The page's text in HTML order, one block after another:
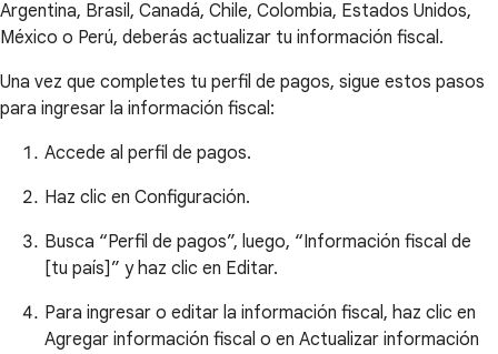
Argentina, Brasil, Canadá, Chile, Colombia, Estados Unidos,
México o Perú, deberás actualizar tu información fiscal.
Una vez que completes tu perfil de pagos, sigue estos pasos
para ingresar la información fiscal:
Accede al perfil de pagos.
Haz clic en Configuración.
Busca “Perfil de pagos”, luego, “Información fiscal de
[tu país]” y haz clic en Editar.
Para ingresar o editar la información fiscal, haz clic en
Agregar información fiscal o en Actualizar información